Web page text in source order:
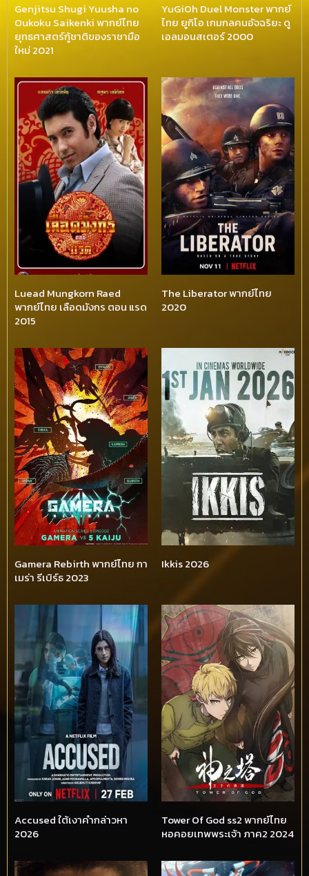
Genjitsu Shugi Yuusha no
Oukoku Saikenki พากย์ไทย
ยุทธศาสตร์กู้ชาติของราชามือ
ใหม่ 2021
YuGiOh Duel Monster พากย์
ไทย ยูกิโอ เกมกลคนอัจฉริยะ ดู
เอลมอนสเตอร์ 2000
Luead Mungkorn Raed
พากย์ไทย เลือดมังกร ตอน แรด
2015
The Liberator พากย์ไทย
2020
Gamera Rebirth พากย์ไทย กา
เมร่า รีเบิร์ธ 2023
Ikkis 2026
Accused ใต้เงาคำกล่าวหา
2026
Tower Of God ss2 พากย์ไทย
หอคอยเทพพระเจ้า ภาค2 2024